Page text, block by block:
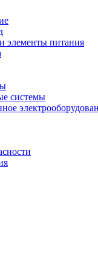
элементы питания
системы